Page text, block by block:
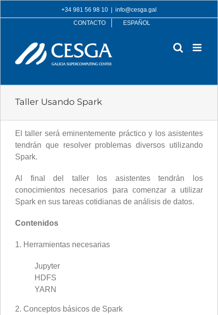
to
+34 981 56 98 10
info@cesga.gal
CONTACTO
ESPAÑOL
Taller Usando Spark
El taller será eminentemente práctico y los asistentes
tendrán que resolver problemas diversos utilizando
Spark.
Al final del taller los asistentes tendrán los
conocimientos necesarios para comenzar a utilizar
Spark en sus tareas cotidianas de análisis de datos.
Contenidos
1. Herramientas necesarias
Jupyter
HDFS
YARN
2. Conceptos básicos de Spark